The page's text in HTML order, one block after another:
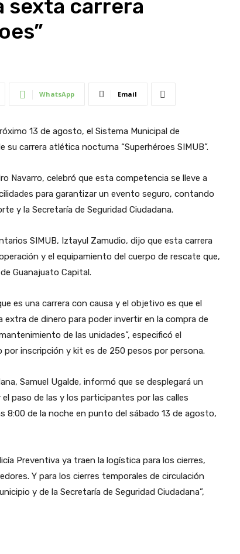
sexta carrera
WhatsApp Email
13 de agosto, el Sistema Municipal de
carrera atlética nocturna “Superhéroes SIMUB”.
Navarro, celebró que esta competencia se lleve a
para garantizar un evento seguro, contando
y la Secretaría de Seguridad Ciudadana.
SIMUB, Iztayul Zamudio, dijo que esta carrera
y el equipamiento del cuerpo de rescate que,
Guanajuato Capital.
es una carrera con causa y el objetivo es que el
de dinero para poder invertir en la compra de
de las unidades”, especificó el
inscripción y kit es de 250 pesos por persona.
Samuel Ugalde, informó que se desplegará un
paso de las y los participantes por las calles
8:00 de la noche en punto del sábado 13 de agosto,
Preventiva ya traen la logística para los cierres,
Y para los cierres temporales de circulación
y de la Secretaría de Seguridad Ciudadana”,